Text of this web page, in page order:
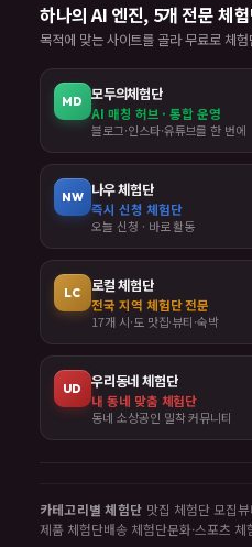
하나의 AI 엔진, 5개 전문 체
목적에 맞는 사이트를 골라 무료로 체
MD 모두의체험단
AI 매칭 허브 · 통합 운영
블로그·인스타·유튜브를 한 번에
NW 나우 체험단
즉시 신청 체험단
오늘 신청 · 바로 활동
LC 로컬 체험단
전국 지역 체험단 전문
17개 시·도 맛집·뷰티·숙박
UD 우리동네 체험단
내 동네 맞춤 체험단
동네 소상공인 밀착 커뮤니티
카테고리별 체험단 맛집 체험단 모집
제품 체험단배송 체험단문화·스포츠 체